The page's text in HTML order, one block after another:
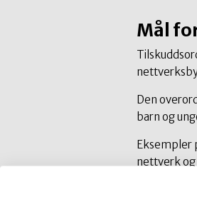
Mål
Den
barn og
Eksempler
nettverk og